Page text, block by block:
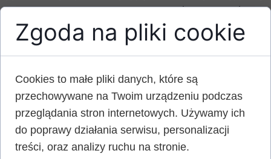
кляштара, дзе члены супольнасці разважалі над
Божым Словам пад час Lectio divina, а старшыня,
фарматар і скарбнік прадставілі свае
Закончылася сустрэча ўзаемнымі святочнымі
выншаваннямі, дзяленнем аплаткам і супольным
пачастункам.
Zgoda na pliki cookie
Cookies to małe pliki danych, które są
przechowywane na Twoim urządzeniu podczas
przeglądania stron internetowych. Używamy ich
do poprawy działania serwisu, personalizacji
treści, oraz analizy ruchu na stronie.